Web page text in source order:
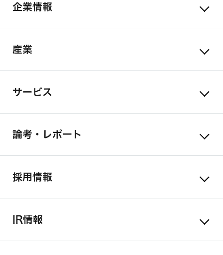
企業情報
産業
サービス
論考・レポート
採用情報
IR情報